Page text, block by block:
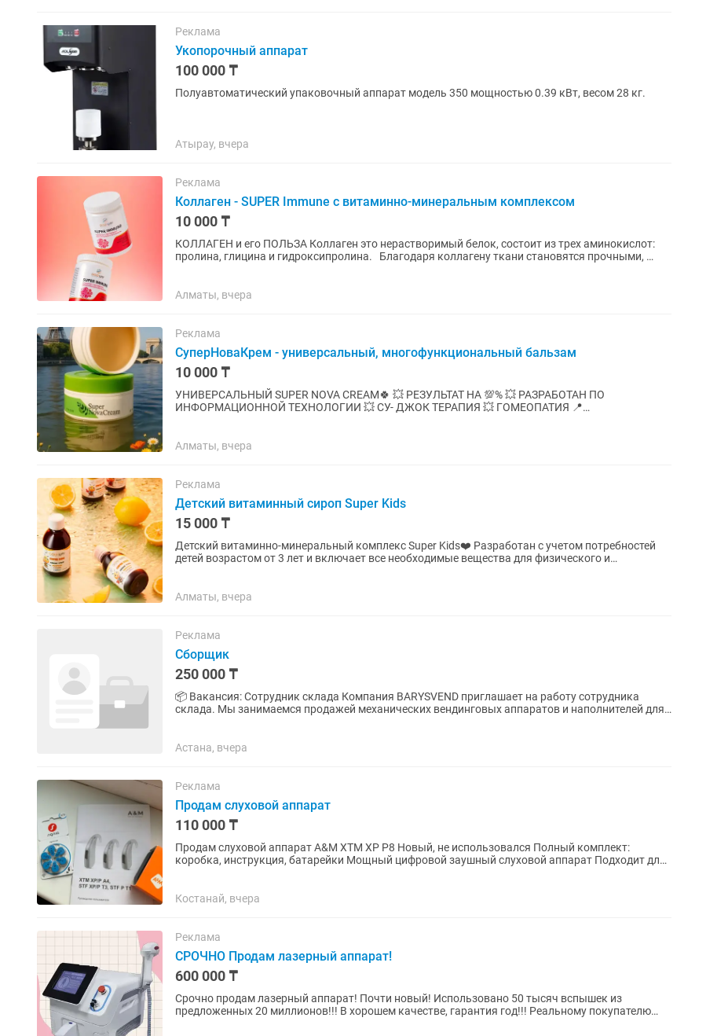
Реклама
Укопорочный аппарат
100 000 ₸
Полуавтоматический упаковочный аппарат модель 350 мощностью 0.39 кВт, весом 28 кг.
Атырау, вчера
Реклама
Коллаген - SUPER Immune с витаминно-минеральным комплексом
10 000 ₸
КОЛЛАГЕН и его ПОЛЬЗА Коллаген это нерастворимый белок, состоит из трех аминокислот:
пролина, глицина и гидроксипролина. Благодаря коллагену ткани становятся прочными,
Алматы, вчера
Реклама
СуперНоваКрем - универсальный, многофункциональный бальзам
10 000 ₸
УНИВЕРСАЛЬНЫЙ SUPER NOVA CREAM🍀 💥 РЕЗУЛЬТАТ НА 💯% 💥 РАЗРАБОТАН ПО
ИНФОРМАЦИОННОЙ ТЕХНОЛОГИИ 💥 СУ- ДЖОК ТЕРАПИЯ 💥 ГОМЕОПАТИЯ 📍
Алматы, вчера
Реклама
Детский витаминный сироп Super Kids
15 000 ₸
Детский витаминно-минеральный комплекс Super Kids❤️ Разработан с учетом потребностей
детей возрастом от 3 лет и включает все необходимые вещества для физического и
Алматы, вчера
Реклама
Сборщик
250 000 ₸
📦 Вакансия: Сотрудник склада Компания BARYSVEND приглашает на работу сотрудника
склада. Мы занимаемся продажей механических вендинговых аппаратов и наполнителей для
Астана, вчера
Реклама
Продам слуховой аппарат
110 000 ₸
Продам слуховой аппарат A&M XTM XP P8 Новый, не использовался Полный комплект:
коробка, инструкция, батарейки Мощный цифровой заушный слуховой аппарат Подходит для
Костанай, вчера
Реклама
СРОЧНО Продам лазерный аппарат!
600 000 ₸
Срочно продам лазерный аппарат! Почти новый! Использовано 50 тысяч вспышек из
предложенных 20 миллионов!!! В хорошем качестве, гарантия год!!! Реальному покупателю